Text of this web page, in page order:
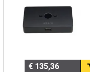
Geschikt voor vaste
Waarom belangrijk?
In moderne
€ 135,36